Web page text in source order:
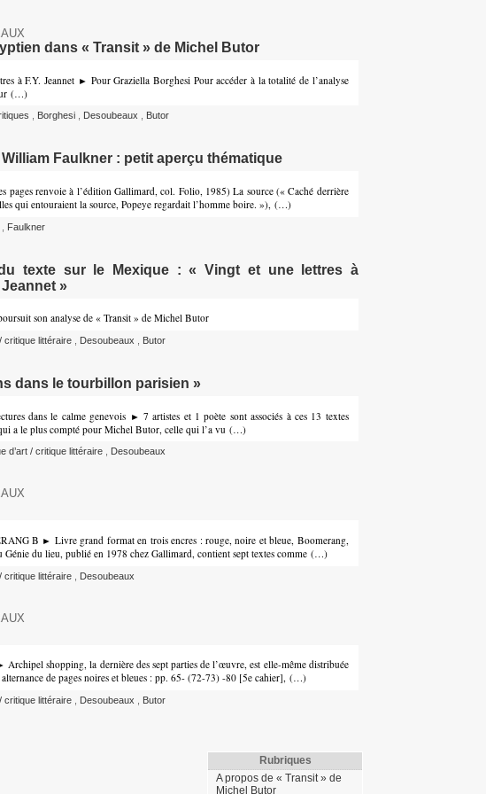
dans « Transit » de Michel Butor
à F.Y. Jeannet ► Pour Graziella Borghesi Pour accéder à la totalité de l’analyse
(…)
, Borghesi , Desoubeaux , Butor
Faulkner : petit aperçu thématique
pages renvoie à l’édition Gallimard, col. Folio, 1985) La source (« Caché derrière
qui entouraient la source, Popeye regardait l’homme boire. »), (…)
Faulkner
texte sur le Mexique : « Vingt et une lettres à
»
son analyse de « Transit » de Michel Butor
critique littéraire Desoubeaux Butor
dans le tourbillon parisien »
dans le calme genevois ► 7 artistes et 1 poète sont associés à ces 13 textes
a le plus compté pour Michel Butor, celle qui l’a vu (…)
d’art / critique littéraire Desoubeaux
B ► Livre grand format en trois encres : rouge, noire et bleue, Boomerang,
Génie du lieu, publié en 1978 chez Gallimard, contient sept textes comme (…)
critique littéraire Desoubeaux
shopping, la dernière des sept parties de l’œuvre, est elle-même distribuée
alternance de pages noires et bleues : pp. 65- (72-73) -80 [5e cahier], (…)
critique littéraire Desoubeaux Butor
Rubriques
A propos de « Transit » de
Michel Butor